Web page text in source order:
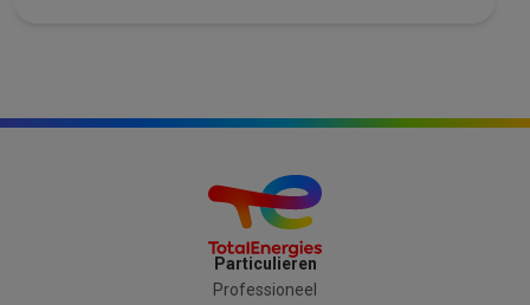
Particulieren
Professioneel